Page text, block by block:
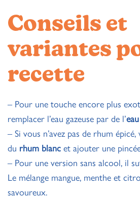
Conseils et
variantes
recette
– Pour une touche encore plus
remplacer l’eau gazeuse par de l’
– Si vous n’avez pas de rhum
du rhum blanc et ajouter une
– Pour une version sans alcool, il
Le mélange mangue, menthe et
savoureux.